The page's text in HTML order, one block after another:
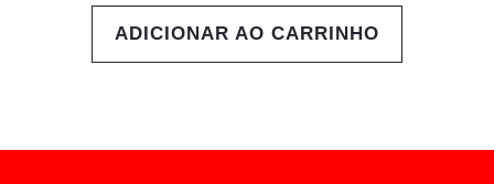
ADICIONAR AO CARRINHO